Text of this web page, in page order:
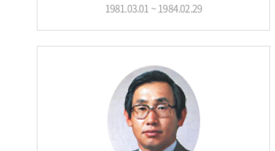
1981.03.01 ~ 1984.02.29